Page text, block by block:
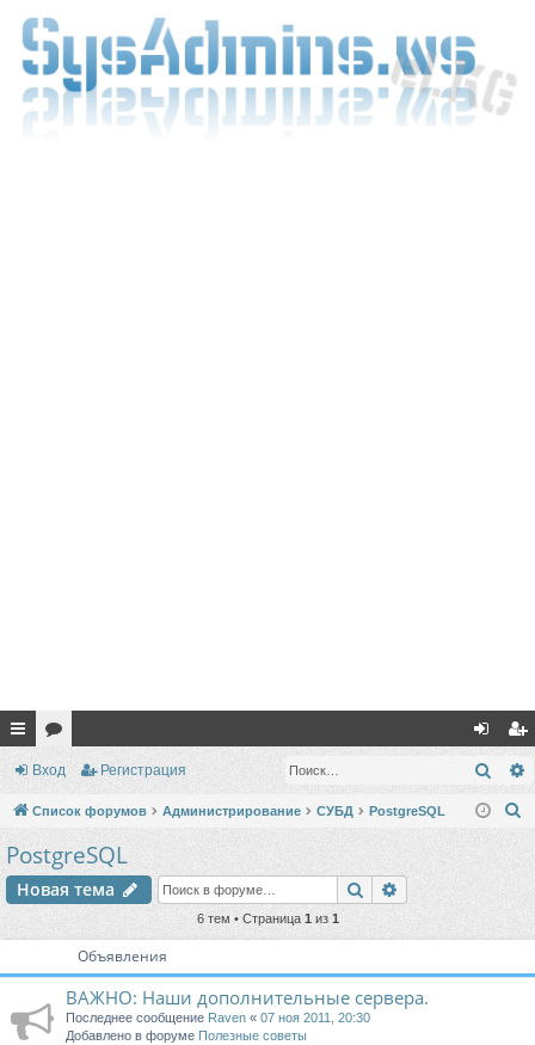
с
ы
и
ор хо
д
ег
ис
Вход Регистрация
Список форумов Администрирование СУБД PostgreSQL
PostgreSQL
Новая тема Поиск
6 тем • Страница 1 из 1
Объявления
ВАЖНО: Наши дополнительные сервера.
Последнее сообщение Raven « 07 ноя 2011, 20:30
Добавлено в форуме Полезные советы